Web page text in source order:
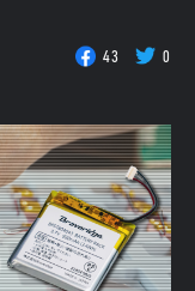
43 0